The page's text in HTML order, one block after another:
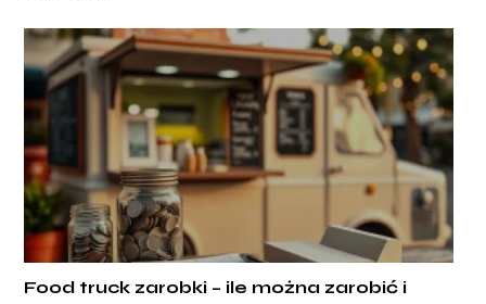
Food truck zarobki – ile można zarobić i